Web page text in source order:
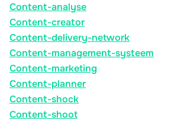
Content-analyse
Content-creator
Content-delivery-network
Content-management-systeem
Content-marketing
Content-planner
Content-shock
Content-shoot